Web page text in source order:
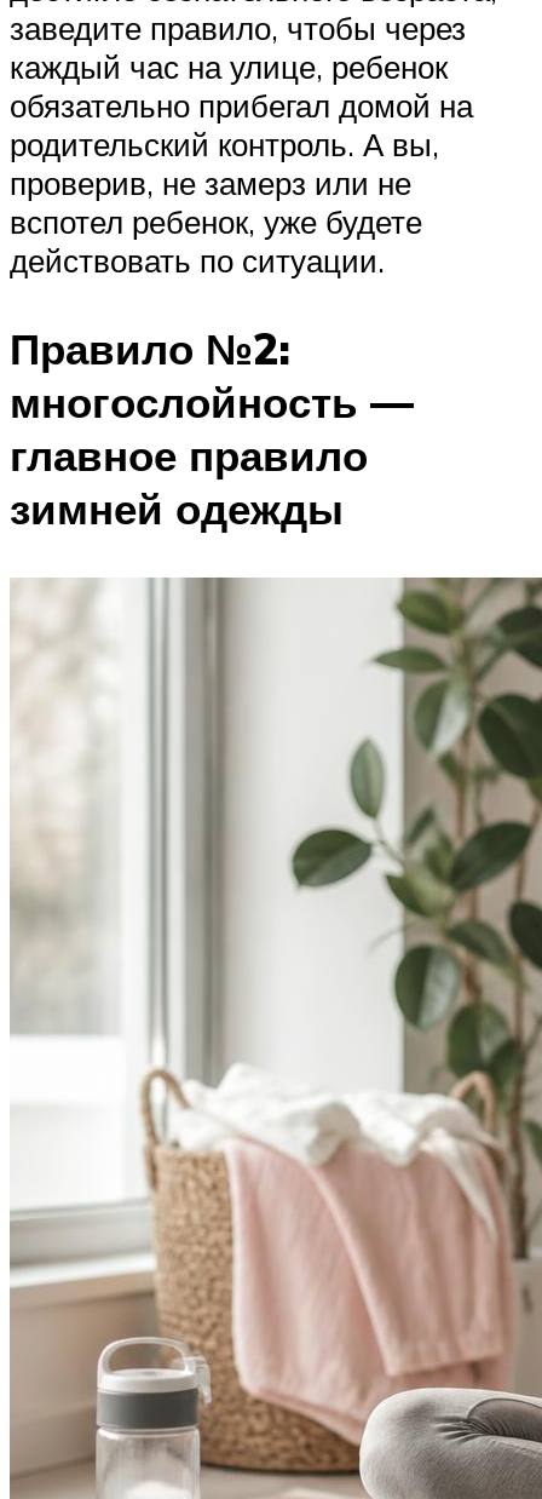
заведите правило, чтобы через
каждый час на улице, ребенок
обязательно прибегал домой на
родительский контроль. А вы,
проверив, не замерз или не
вспотел ребенок, уже будете
действовать по ситуации.
Правило №2:
многослойность —
главное правило
зимней одежды